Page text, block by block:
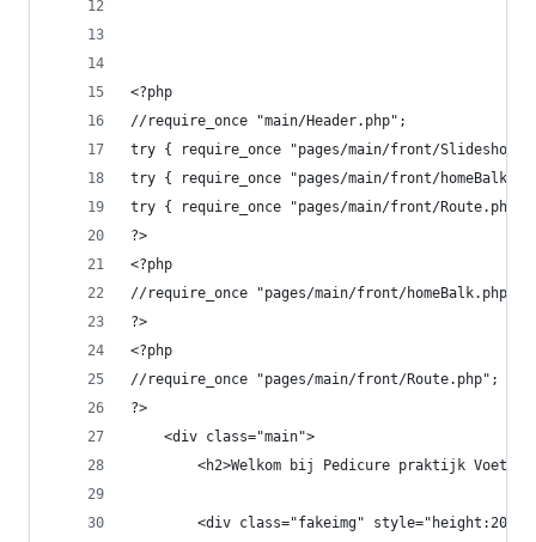
<?php
//require_once "main/Header.php";
try { require_once "pages/main/front/
try { require_once "pages/main/front/
try { require_once "pages/main/front/
?>
<?php
//require_once "pages/main/front/homeBalk.php";
?>
<?php
//require_once "pages/main/front/Route.php";
?>
    <div class="main">
<h2>Welkom bij Pedicure praktijk Voeten
<div class="fakeimg"